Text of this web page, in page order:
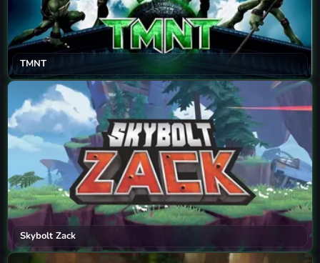
TMNT
Skybolt Zack